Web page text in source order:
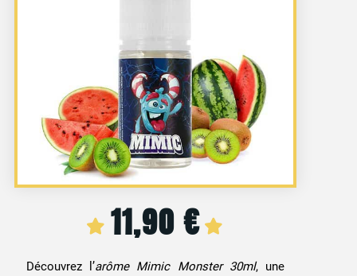
11,90€
Découvrez l’arôme Mimic Monster 30ml, une